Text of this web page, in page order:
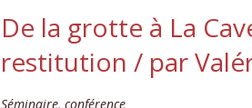
De la grotte à La
restitution / par
Séminaire, conférence